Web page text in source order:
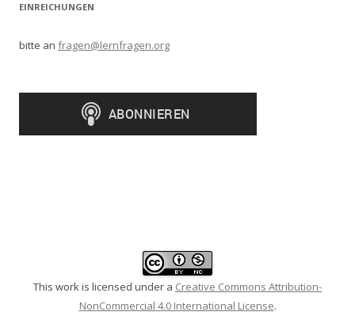
EINREICHUNGEN
bitte an fragen@lernfragen.org
This work is licensed under a Creative Commons Attribution-
NonCommercial 4.0 International License.